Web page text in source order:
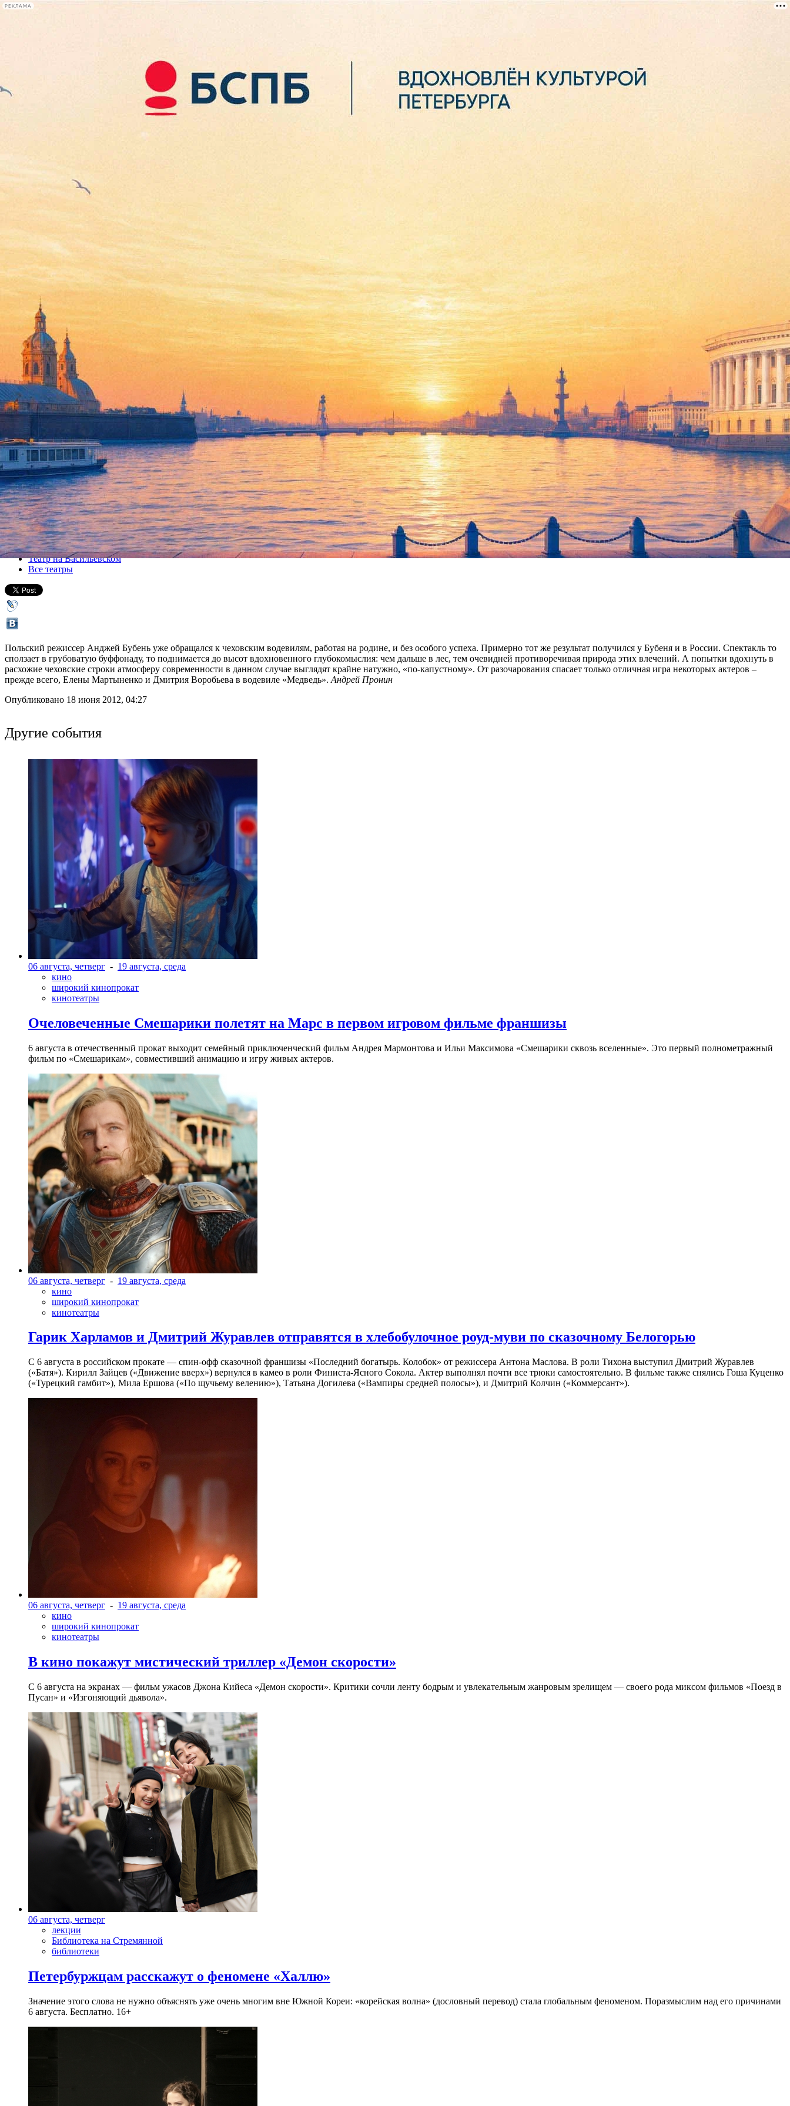
РЕКЛАМА
лекции
книги
Водевили
20 июня 2012, среда,19.00
Версия для печати
Все спектакли
Театр на Васильевском
Все театры
Польский режиссер Анджей Бубень уже обращался к чеховским водевилям, работая на родине, и без особого успеха. Примерно тот же результат получился у Бубеня и в России. Спектакль то
сползает в грубоватую буффонаду, то поднимается до высот вдохновенного глубокомыслия: чем дальше в лес, тем очевидней противоречивая природа этих влечений. А попытки вдохнуть в
расхожие чеховские строки атмосферу современности в данном случае выглядят крайне натужно, «по-капустному». От разочарования спасает только отличная игра некоторых актеров –
прежде всего, Елены Мартыненко и Дмитрия Воробьева в водевиле «Медведь». Андрей Пронин
Опубликовано 18 июня 2012, 04:27
Другие события
06 августа, четверг - 19 августа, среда
кино
широкий кинопрокат
кинотеатры
Очеловеченные Смешарики полетят на Марс в первом игровом фильме франшизы
6 августа в отечественный прокат выходит семейный приключенческий фильм Андрея Мармонтова и Ильи Максимова «Смешарики сквозь вселенные». Это первый полнометражный
фильм по «Смешарикам», совместивший анимацию и игру живых актеров.
06 августа, четверг - 19 августа, среда
кино
широкий кинопрокат
кинотеатры
Гарик Харламов и Дмитрий Журавлев отправятся в хлебобулочное роуд-муви по сказочному Белогорью
С 6 августа в российском прокате — спин-офф сказочной франшизы «Последний богатырь. Колобок» от режиссера Антона Маслова. В роли Тихона выступил Дмитрий Журавлев
(«Батя»). Кирилл Зайцев («Движение вверх») вернулся в камео в роли Финиста-Ясного Сокола. Актер выполнял почти все трюки самостоятельно. В фильме также снялись Гоша Куценко
(«Турецкий гамбит»), Мила Ершова («По щучьему велению»), Татьяна Догилева («Вампиры средней полосы»), и Дмитрий Колчин («Коммерсант»).
06 августа, четверг - 19 августа, среда
кино
широкий кинопрокат
кинотеатры
В кино покажут мистический триллер «Демон скорости»
С 6 августа на экранах — фильм ужасов Джона Кийеса «Демон скорости». Критики сочли ленту бодрым и увлекательным жанровым зрелищeм — своего рода миксом фильмов «Поезд в
Пусан» и «Изгоняющий дьявола».
06 августа, четверг
лекции
Библиотека на Стремянной
библиотеки
Петербуржцам расскажут о феномене «Халлю»
Значение этого слова не нужно объяснять уже очень многим вне Южной Кореи: «корейская волна» (дословный перевод) стала глобальным феноменом. Поразмыслим над его причинами
6 августа. Бесплатно. 16+